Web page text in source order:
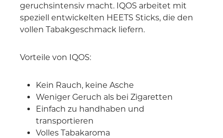
geruchsintensiv macht. IQOS arbeitet mit
speziell entwickelten HEETS Sticks, die den
vollen Tabakgeschmack liefern.
Vorteile von IQOS:
Kein Rauch, keine Asche
Weniger Geruch als bei Zigaretten
Einfach zu handhaben und
transportieren
Volles Tabakaroma